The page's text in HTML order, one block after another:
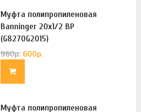
Муфта полипропиленовая
Banninger 20х1/2 ВР
(G8270G2015)
960р. 600р.
Муфта полипропиленовая